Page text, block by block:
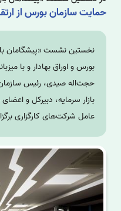
حمایت سازمان بورس از
نخستین نشست «پیشگامان
بورس و اوراق بهادار و با
حجت‌اله صیدی، رئیس سازمان
بازار سرمایه، دبیرکل و
عامل شرکت‌های کارگزاری